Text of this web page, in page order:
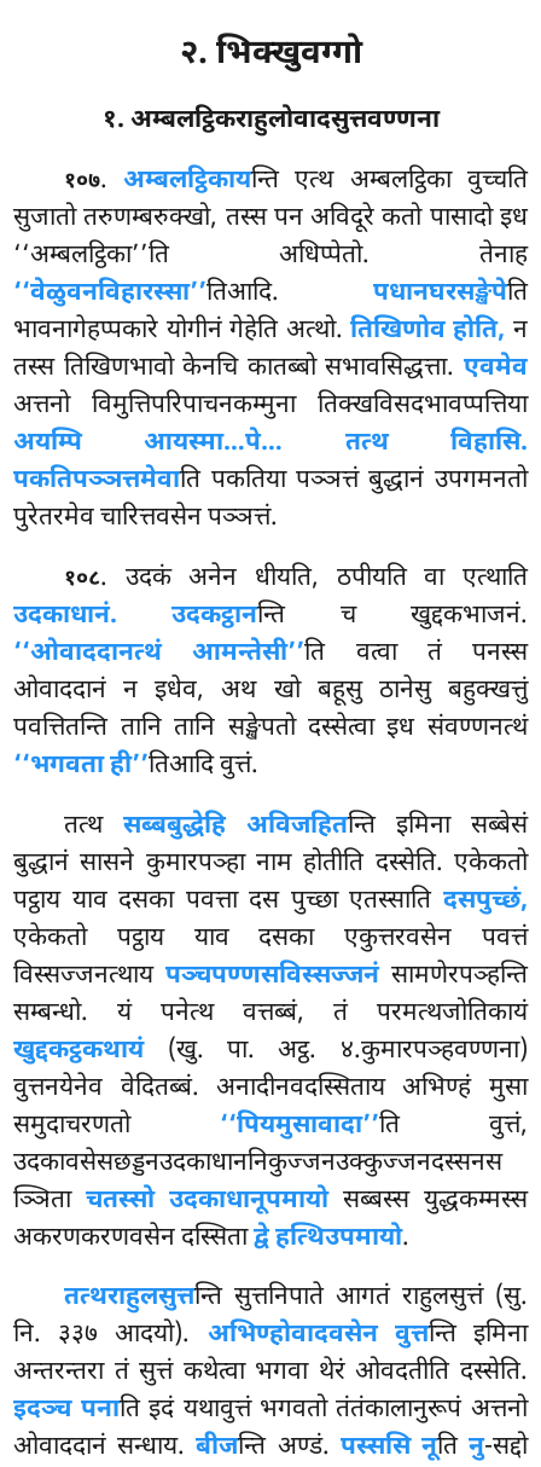
२. भिक्खुवग्गो
१. अम्बलट्ठिकराहुलोवादसुत्तवण्णना
१०७.अम्बलट्ठिकायन्तिएत्थ अम्बलट्ठिका वुच्चति
सुजातो तरुणम्बरुक्खो, तस्स पन अविदूरे कतो पासादो इध
‘‘अम्बलट्ठिका’’ति अधिप्पेतो. तेनाह
‘‘वेळुवनविहारस्सा’’तिआदि. पधानघरसङ्खेपेति
भावनागेहप्पकारे योगीनं गेहेति अत्थो. तिखिणोव होति, न
तस्स तिखिणभावो केनचि कातब्बो सभावसिद्धत्ता. एवमेव
अत्तनो विमुत्तिपरिपाचनकम्मुना तिक्खविसदभावप्पत्तिया
अयम्पि आयस्मा…पे… तत्थ विहासि.
पकतिपञ्ञत्तमेवाति पकतिया पञ्ञत्तं बुद्धानं उपगमनतो
पुरेतरमेव चारित्तवसेन पञ्ञत्तं.
१०८. उदकं अनेन धीयति, ठपीयति वा एत्थाति
उदकाधानं. उदकट्ठानन्ति च खुद्दकभाजनं.
‘‘ओवाददानत्थं आमन्तेसी’’ति वत्वा तं पनस्स
ओवाददानं न इधेव, अथ खो बहूसु ठानेसु बहुक्खत्तुं
पवत्तितन्ति तानि तानि सङ्खेपतो दस्सेत्वा इध संवण्णनत्थं
‘‘भगवता ही’’तिआदि वुत्तं.
तत्थ सब्बबुद्धेहि अविजहितन्ति इमिना सब्बेसं
बुद्धानं सासने कुमारपञ्हा नाम होतीति दस्सेति. एकेकतो
पट्ठाय याव दसका पवत्ता दस पुच्छा एतस्साति दसपुच्छं,
एकेकतो पट्ठाय याव दसका एकुत्तरवसेन पवत्तं
विस्सज्जनत्थाय पञ्चपण्णसविस्सज्जनंसामणेरपञ्हन्ति
सम्बन्धो. यं पनेत्थ वत्तब्बं, तं परमत्थजोतिकायं
खुद्दकट्ठकथायं(खु. पा. अट्ठ. ४.कुमारपञ्हवण्णना)
वुत्तनयेनेव वेदितब्बं. अनादीनवदस्सिताय अभिण्हं मुसा
समुदाचरणतो ‘‘पियमुसावादा’’ति वुत्तं,
उदकावसेसछड्डनउदकाधाननिकुज्जनउक्कुज्जनदस्सनस
ञ्ञिताचतस्सो उदकाधानूपमायोसब्बस्स युद्धकम्मस्स
अकरणकरणवसेन दस्सिताद्वे हत्थिउपमायो.
तत्थराहुलसुत्तन्ति सुत्तनिपाते आगतं राहुलसुत्तं (सु.
नि. ३३७ आदयो). अभिण्होवादवसेन वुत्तन्ति इमिना
अन्तरन्तरा तं सुत्तं कथेत्वा भगवा थेरं ओवदतीति दस्सेति.
इदञ्च पनाति इदं यथावुत्तं भगवतो तंतंकालानुरूपं अत्तनो
ओवाददानं सन्धाय.बीजन्ति अण्डं. पस्ससि नूति नु-सद्दो